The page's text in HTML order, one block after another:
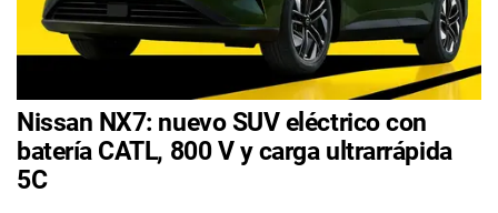
Nissan NX7: nuevo SUV eléctrico con
batería CATL, 800 V y carga ultrarrápida
5C